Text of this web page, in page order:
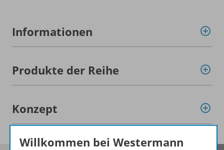
Informationen
Produkte der Reihe
Konzept
Willkommen bei Westermann